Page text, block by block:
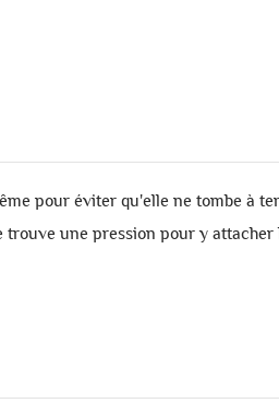
pour éviter qu'elle ne tombe à
une pression pour y